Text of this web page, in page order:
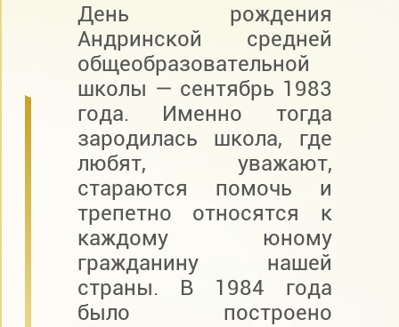
День рождения
Андринской средней
общеобразовательной
школы — сентябрь 1983
года. Именно тогда
зародилась школа, где
любят, уважают,
стараются помочь и
трепетно относятся к
каждому юному
гражданину нашей
страны. В 1984 года
было построено